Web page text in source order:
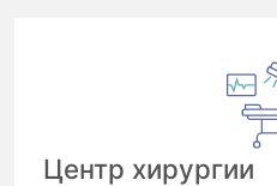
Центр хирургии